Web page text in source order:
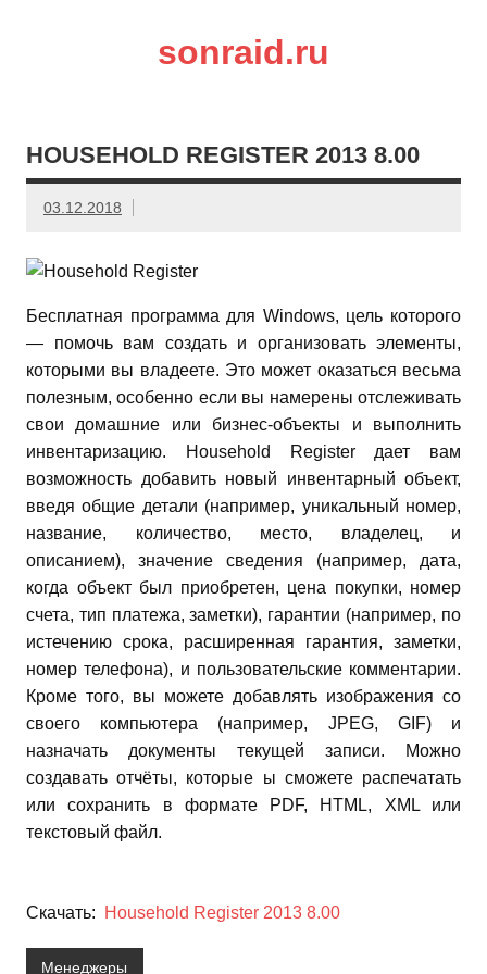
sonraid.ru
HOUSEHOLD REGISTER 2013 8.00
03.12.2018
Бесплатная программа для Windows, цель которого
— помочь вам создать и организовать элементы,
которыми вы владеете. Это может оказаться весьма
полезным, особенно если вы намерены отслеживать
свои домашние или бизнес-объекты и выполнить
инвентаризацию. Household Register дает вам
возможность добавить новый инвентарный объект,
введя общие детали (например, уникальный номер,
название, количество, место, владелец, и
описанием), значение сведения (например, дата,
когда объект был приобретен, цена покупки, номер
счета, тип платежа, заметки), гарантии (например, по
истечению срока, расширенная гарантия, заметки,
номер телефона), и пользовательские комментарии.
Кроме того, вы можете добавлять изображения со
своего компьютера (например, JPEG, GIF) и
назначать документы текущей записи. Можно
создавать отчёты, которые ы сможете распечатать
или сохранить в формате PDF, HTML, XML или
текстовый файл.
Скачать: Household Register 2013 8.00
Менеджеры